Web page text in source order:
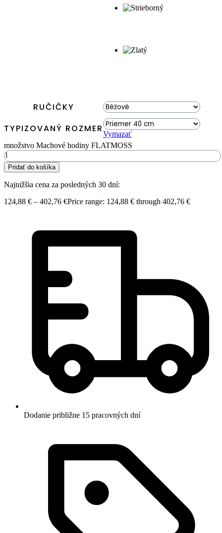
RUČIČKY
TYPIZOVANÝ ROZMERVymazať
množstvo Machové hodiny FLATMOSS
Pridať do košíka
Najnižšia cena za posledných 30 dní:
124,88 € – 402,76 €Price range: 124,88 € through 402,76 €
Dodanie približne 15 pracovných dní